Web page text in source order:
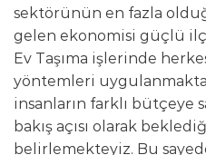
sektörünün en fazla
gelen ekonomisi güçlü
Ev Taşıma işlerinde
yöntemleri
insanların farklı bütçeye
bakış açısı olarak
belirlemekteyiz. Bu